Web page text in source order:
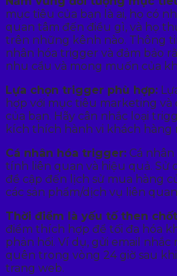
mục tiêu của bạn là ai, họ có
quan tâm đến điều gì, và họ
trên những kênh nào. Thông
nhân hóa trigger và đảm bảo
nhu cầu và mong muốn của
Lựa chọn trigger phù hợp:
hợp với mục tiêu marketing
của bạn. Hãy cân nhắc loại
kích thích hành vi khách hàng
Cá nhân hóa trigger: Cá
tính liên quan và hiệu quả. Sử
đề cập đến lịch sử mua hàng
các sản phẩm/dịch vụ liên
Thời điểm là yếu tố then
điểm thích hợp để tối đa hóa
phản hồi. Ví dụ, gửi email
quên trong vòng 24 giờ sau
trang web.